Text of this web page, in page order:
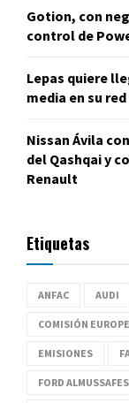
Gotion, con
control de
Lepas quiere
media en su
Nissan Ávila
del Qashqai y
Renault
Etiquetas
ANFAC AUDI
COMISIÓN
EMISIONES
FORD ALMUSSAFES